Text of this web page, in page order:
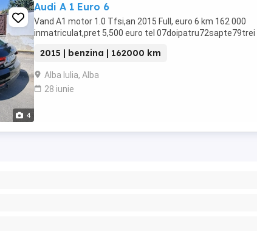
4
Audi A 1 Euro 6
Vand A1 motor 1.0 Tfsi,an 2015 Full, euro 6 km 162 000
inmatriculat,pret 5,500 euro tel 07doipatru72sapte79trei
2015 | benzina | 162000 km
Alba Iulia, Alba
28 iunie